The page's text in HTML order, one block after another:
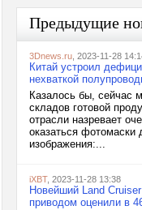
Предыдущие
3Dnews.ru , 2023-11-28
Китай устроил
нехваткой
Казалось бы, сейчас
складов готовой
отрасли назревает
оказаться фотомаски
изображения:...
iXBT, 2023-11-28 13:38
Новейший Land
приводом оценили в